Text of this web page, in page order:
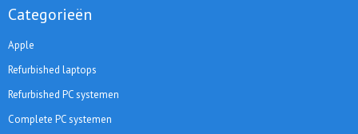
Categorieën
Apple
Refurbished laptops
Refurbished PC systemen
Complete PC systemen